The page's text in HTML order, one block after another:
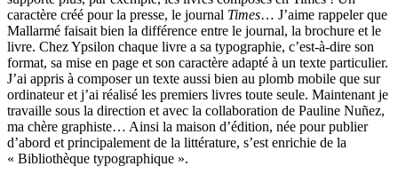
caractère créé pour la presse, le journal Times… J’aime rappeler que
Mallarmé faisait bien la différence entre le journal, la brochure et le
livre. Chez Ypsilon chaque livre a sa typographie, c’est-à-dire son
format, sa mise en page et son caractère adapté à un texte particulier.
J’ai appris à composer un texte aussi bien au plomb mobile que sur
ordinateur et j’ai réalisé les premiers livres toute seule. Maintenant je
travaille sous la direction et avec la collaboration de Pauline Nuñez,
ma chère graphiste… Ainsi la maison d’édition, née pour publier
d’abord et principalement de la littérature, s’est enrichie de la
« Bibliothèque typographique ».